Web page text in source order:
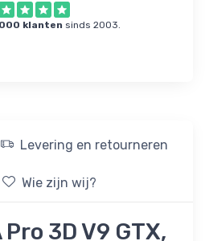
klanten sinds 2003.
Levering en retourneren
Wie zijn wij?
3D V9 GTX,